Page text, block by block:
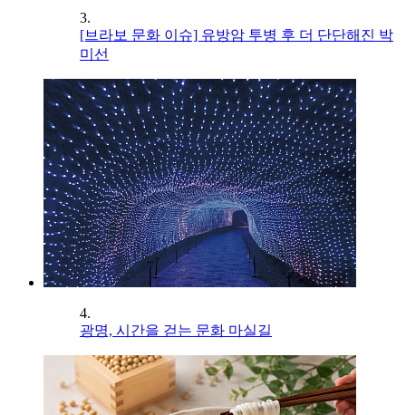
3.
[브라보 문화 이슈] 유방암 투병 후 더 단단해진 박
미선
4.
광명, 시간을 걷는 문화 마실길